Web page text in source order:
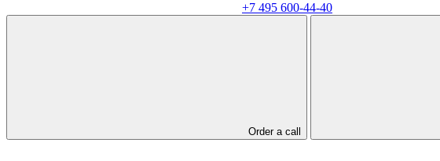
+7 495 600-44-40
Order a call